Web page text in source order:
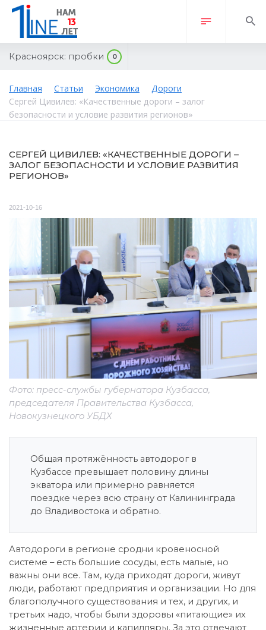
Красноярск: пробки 0
Главная Статьи Экономика
Дороги
Сергей Цивилев: «Качественные дороги – залог
безопасности и условие развития регионов»
СЕРГЕЙ ЦИВИЛЕВ: «КАЧЕСТВЕННЫЕ ДОРОГИ –
ЗАЛОГ БЕЗОПАСНОСТИ И УСЛОВИЕ РАЗВИТИЯ
РЕГИОНОВ»
2021-10-16
Фото: пресс-службы губернатора Кузбасса,
председателя Правительства Кузбасса,
Новокузнецкого УБДХ
Общая протяжённость автодорог в
Кузбассе превышает половину длины
экватора или примерно равняется
поездке через всю страну от Калининграда
до Владивостока и обратно.
Автодороги в регионе сродни кровеносной
системе – есть большие сосуды, есть малые, но
важны они все. Там, куда приходят дороги, живут
люди, работают предприятия и организации. Но для
благополучного существования и тех, и других, и
третьих надо, чтобы были здоровы «питающие» их
жизненные артерии и капилляры. За это отвечают